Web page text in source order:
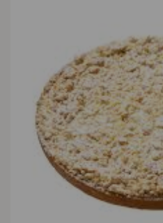
gekozen
worden
op
de